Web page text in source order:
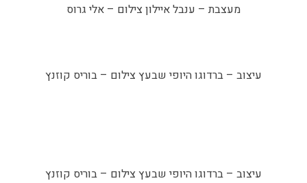
מעצבת – ענבל איילון צילום – אלי גרוס
עיצוב – ברדוגו היופי שבעץ צילום – בוריס קוזנץ
עיצוב – ברדוגו היופי שבעץ צילום – בוריס קוזנץ